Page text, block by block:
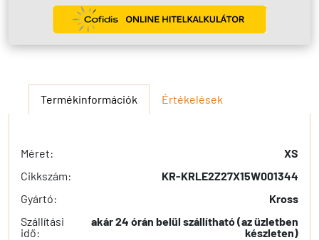
Termékinformációk Értékelések
Méret:
XS
Cikkszám:
KR-KRLE2Z27X15W001344
Gyártó:
Kross
Szállítási
idő:
akár 24 órán belül szállítható (az üzletben
készleten)